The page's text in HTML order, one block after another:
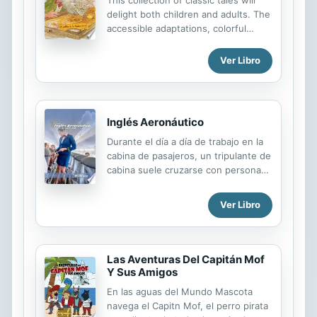
triunfará?
delight both children and adults. The
accessible adaptations, colorful
make for hours of reading, fun, and
bonding. Esta colección de cuentos
clásicos deleitará tanto a los niños
como a los adultos. Las adaptaciones
formas troqueladas proveerán horas
de lectura, divertimiento y
vinculación.
Ver Libro
Inglés Aeronáutico
Durante el día a día de trabajo en la
cabina de pasajeros, un tripulante de
cabina suele cruzarse con personas
expresan en diferentes idiomas. El
inglés se ha convertido en el idioma
internacional, o quizás uno de los
desarrollarse en el ámbito
aeronáutico. En esta obra
estructuras del idioma inglés para
poder desarrollarte como tripulante
Ver Libro
Las Aventuras Del Capitán Mof
Y Sus Amigos
En las aguas del Mundo Mascota
navega el Capitn Mof, el perro pirata